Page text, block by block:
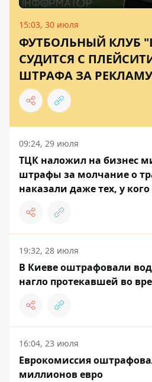
15:03, 30 июля
ФУТБОЛЬНЫЙ КЛУБ
СУДИТСЯ С
ШТРАФА ЗА РЕКЛАМУ
09:24, 29 июля
ТЦК наложил на бизнес
штрафы за молчание о
наказали даже тех, у кого
19:32, 28 июля
В Киеве оштрафовали
нагло протекавшей во
16:04, 23 июля
Еврокомиссия
миллионов евро